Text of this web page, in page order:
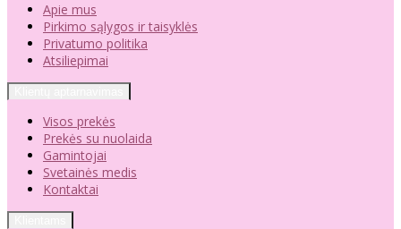
Apie mus
Pirkimo sąlygos ir taisyklės
Privatumo politika
Atsiliepimai
Visos prekės
Prekės su nuolaida
Gamintojai
Svetainės medis
Kontaktai